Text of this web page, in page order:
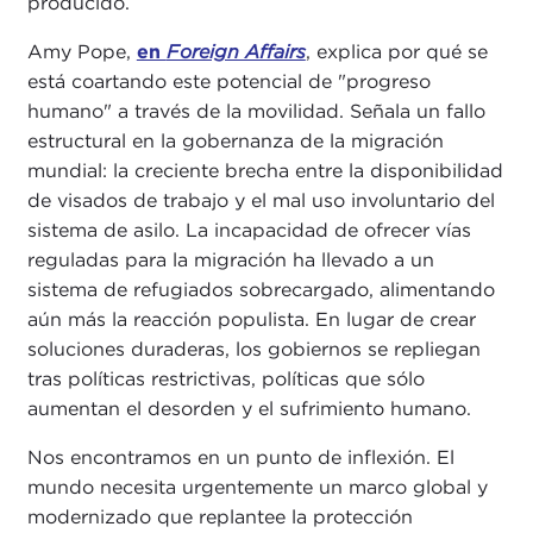
Amy Pope, en Foreign Affairs, explica por qué se
está coartando este potencial de "progreso
humano" a través de la movilidad. Señala un fallo
estructural en la gobernanza de la migración
mundial: la creciente brecha entre la disponibilidad
de visados de trabajo y el mal uso involuntario del
sistema de asilo. La incapacidad de ofrecer vías
reguladas para la migración ha llevado a un
sistema de refugiados sobrecargado, alimentando
aún más la reacción populista. En lugar de crear
soluciones duraderas, los gobiernos se repliegan
tras políticas restrictivas, políticas que sólo
aumentan el desorden y el sufrimiento humano.
Nos encontramos en un punto de inflexión. El
mundo necesita urgentemente un marco global y
modernizado que replantee la protección